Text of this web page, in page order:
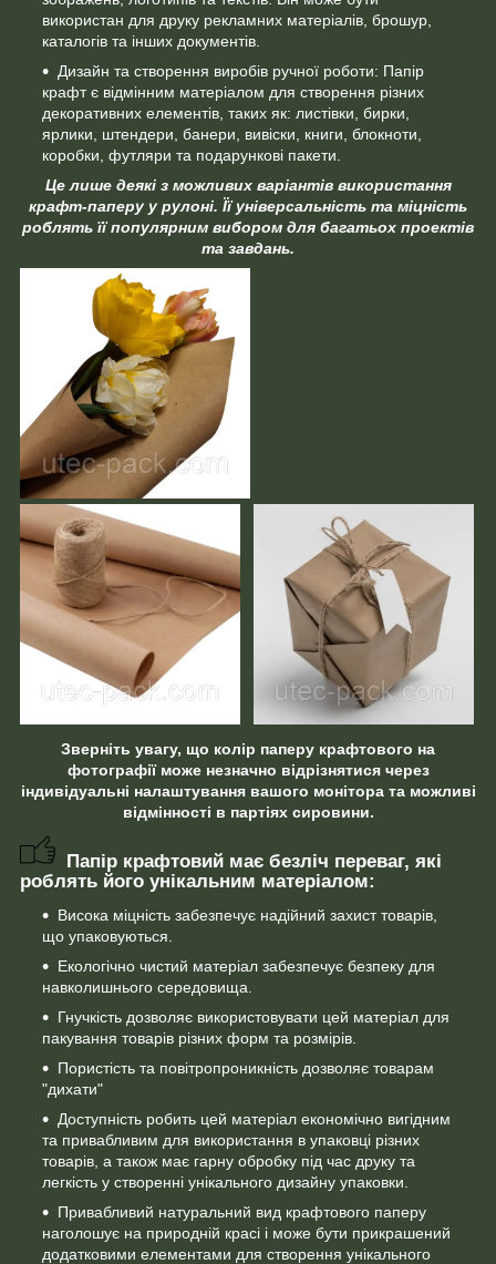
використан для друку рекламних матеріалів, брошур,
каталогів та інших документів.
Дизайн та створення виробів ручної роботи: Папір
крафт є відмінним матеріалом для створення різних
декоративних елементів, таких як: листівки, бирки,
ярлики, штендери, банери, вивіски, книги, блокноти,
коробки, футляри та подарункові пакети.
Це лише деякі з можливих варіантів використання
крафт-паперу у рулоні. Її універсальність та міцність
роблять її популярним вибором для багатьох проектів
та завдань.
Зверніть увагу, що колір паперу крафтового на
фотографії може незначно відрізнятися через
індивідуальні налаштування вашого монітора та можливі
відмінності в партіях сировини.
Папір крафтовий має безліч переваг, які
роблять його унікальним матеріалом:
Висока міцність забезпечує надійний захист товарів,
що упаковуються.
Екологічно чистий матеріал забезпечує безпеку для
навколишнього середовища.
Гнучкість дозволяє використовувати цей матеріал для
пакування товарів різних форм та розмірів.
Пористість та повітропроникність дозволяє товарам
"дихати"
Доступність робить цей матеріал економічно вигідним
та привабливим для використання в упаковці різних
товарів, а також має гарну обробку під час друку та
легкість у створенні унікального дизайну упаковки.
Привабливий натуральний вид крафтового паперу
наголошує на природній красі і може бути прикрашений
додатковими елементами для створення унікального